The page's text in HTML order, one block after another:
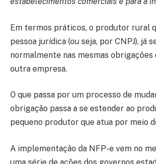
Em termos práticos, o produtor rural
pessoa jurídica (ou seja, por CNPJ), já
normalmente nas mesmas obrigações
outra empresa.
O que passa por um processo de
obrigação passa a se estender ao
pequeno produtor que atua por meio
A implementação da NFP-e vem no
uma série de ações dos governos